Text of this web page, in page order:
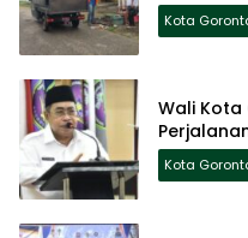
Kota
Wali
Kota